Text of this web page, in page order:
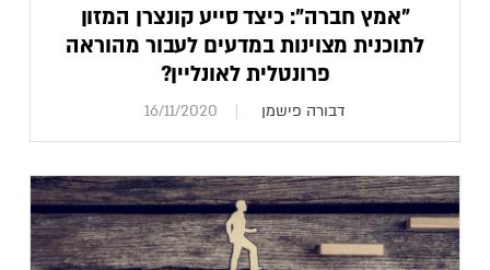
"אמץ חברה": כיצד סייע קונצרן המזון
לתוכנית מצוינות במדעים לעבור מהוראה
פרונטלית לאונליין?
דבורה פישמן 16/11/2020